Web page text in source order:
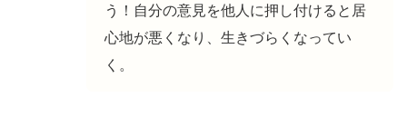
う！自分の意見を他人に押し付けると居
心地が悪くなり、生きづらくなってい
く。